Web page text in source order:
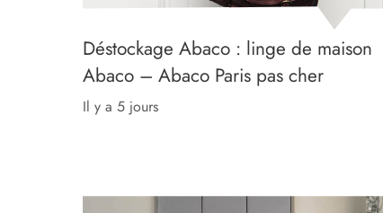
Déstockage Abaco : linge de maison
Abaco – Abaco Paris pas cher
il y a 5 jours